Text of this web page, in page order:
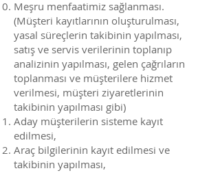
Meşru menfaatimiz sağlanması.
(Müşteri kayıtlarının oluşturulması,
yasal süreçlerin takibinin yapılması,
satış ve servis verilerinin toplanıp
analizinin yapılması, gelen çağrıların
toplanması ve müşterilere hizmet
verilmesi, müşteri ziyaretlerinin
takibinin yapılması gibi)
Aday müşterilerin sisteme kayıt
edilmesi,
Araç bilgilerinin kayıt edilmesi ve
takibinin yapılması,